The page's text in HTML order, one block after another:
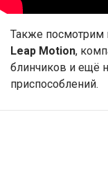
Также посмотрим
Leap Motion,
блинчиков и ещё
приспособлений.